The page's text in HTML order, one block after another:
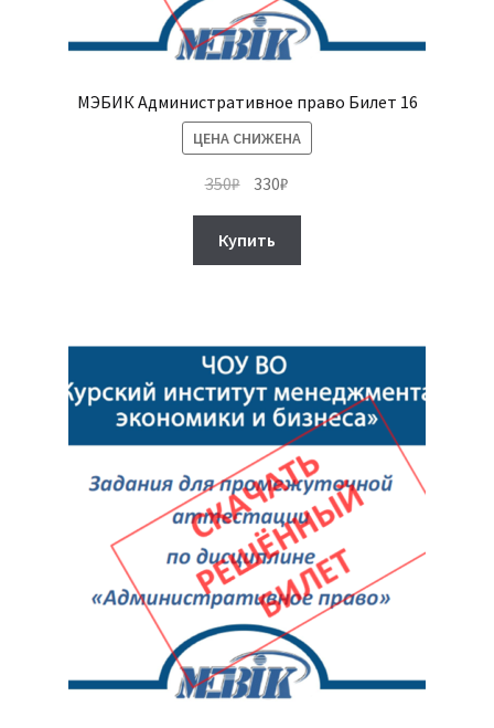
МЭБИК Административное право Билет 16
ЦЕНА СНИЖЕНА
350₽ Первоначальная
цена
составляла
350₽.
330₽
цена:
Купить